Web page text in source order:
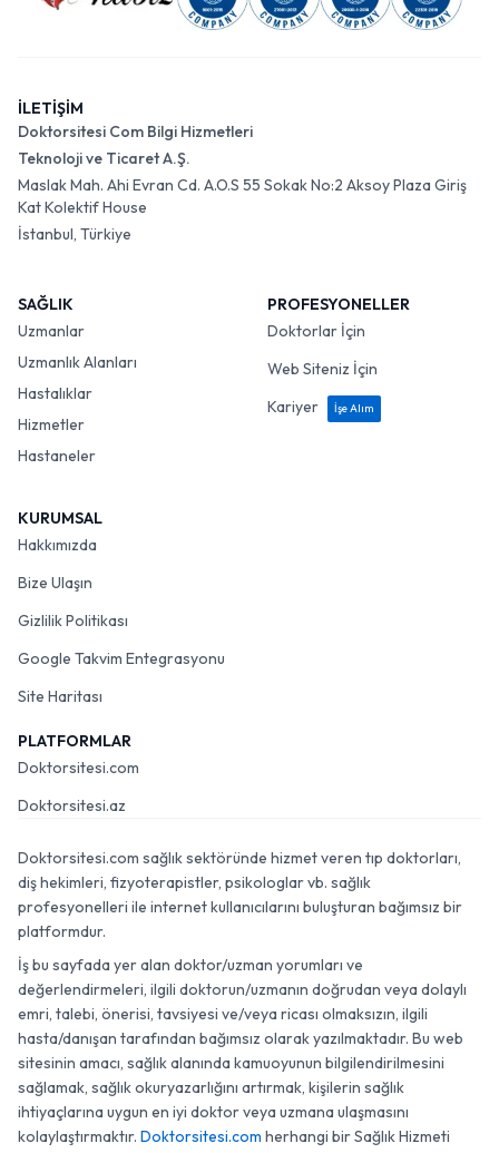
İLETİŞİM
Doktorsitesi Com Bilgi Hizmetleri
Teknoloji ve Ticaret A.Ş.
Maslak Mah. Ahi Evran Cd. A.O.S 55 Sokak No:2 Aksoy Plaza Giriş
Kat Kolektif House
İstanbul, Türkiye
SAĞLIK
Uzmanlar
Uzmanlık Alanları
Hastalıklar
Hizmetler
Hastaneler
PROFESYONELLER
Doktorlar İçin
Web Siteniz İçin
Kariyer
İşe Alım
KURUMSAL
Hakkımızda
Bize Ulaşın
Gizlilik Politikası
Google Takvim Entegrasyonu
Site Haritası
PLATFORMLAR
Doktorsitesi.com
Doktorsitesi.az
Doktorsitesi.com sağlık sektöründe hizmet veren tıp doktorları,
diş hekimleri, fizyoterapistler, psikologlar vb. sağlık
profesyonelleri ile internet kullanıcılarını buluşturan bağımsız bir
platformdur.
İş bu sayfada yer alan doktor/uzman yorumları ve
değerlendirmeleri, ilgili doktorun/uzmanın doğrudan veya dolaylı
emri, talebi, önerisi, tavsiyesi ve/veya ricası olmaksızın, ilgili
hasta/danışan tarafından bağımsız olarak yazılmaktadır. Bu web
sitesinin amacı, sağlık alanında kamuoyunun bilgilendirilmesini
sağlamak, sağlık okuryazarlığını artırmak, kişilerin sağlık
ihtiyaçlarına uygun en iyi doktor veya uzmana ulaşmasını
kolaylaştırmaktır. Doktorsitesi.com herhangi bir Sağlık Hizmeti